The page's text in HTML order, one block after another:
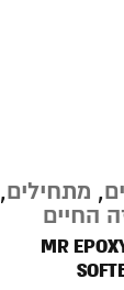
, מתחילים,
החיים
MR